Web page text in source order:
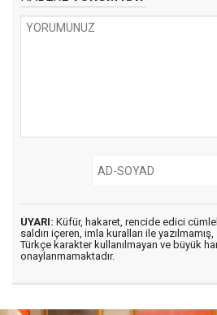
UYARI: Küfür, hakaret, rencide edici
saldırı içeren, imla kuralları ile yazılmamış,
Türkçe karakter kullanılmayan ve büyük
onaylanmamaktadır.